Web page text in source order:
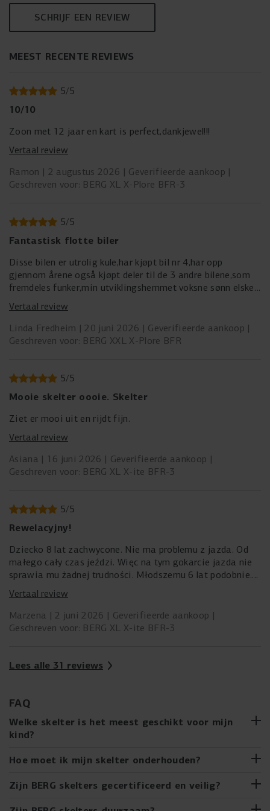
SCHRIJF EEN REVIEW
MEEST RECENTE REVIEWS
5/5
10/10
Zoon met 12 jaar en kart is perfect,dankjewel!!!
Vertaal review
Ramon
2 augustus 2026
Geverifieerde aankoop
Geschreven voor: BERG XL X-Plore BFR-3
5/5
Fantastisk flotte biler
Disse bilen er utrolig kule,har kjøpt bil nr 4,har opp
gjennom årene også kjøpt deler til de 3 andre bilene,som
fremdeles funker,min utviklingshemmet voksne sønn elsker
disse bilene,har hatt de siden han var barn og kjører de
fortsatt.
Vertaal review
Linda Fredheim
20 juni 2026
Geverifieerde aankoop
Geschreven voor: BERG XXL X-Plore BFR
5/5
Mooie skelter oooie. Skelter
Ziet er mooi uit en rijdt fijn.
Vertaal review
Asiana
16 juni 2026
Geverifieerde aankoop
Geschreven voor: BERG XL X-ite BFR-3
5/5
Rewelacyjny!
Dziecko 8 lat zachwycone. Nie ma problemu z jazda. Od
małego cały czas jeździ. Więc na tym gokarcie jazda nie
sprawia mu żadnej trudności. Młodszemu 6 lat podobnie.
Codziennie jeżdżą. Gokart prezentuje się nieziemsko.
Vertaal review
Marzena
2 juni 2026
Geverifieerde aankoop
Geschreven voor: BERG XL X-ite BFR-3
Lees alle 31 reviews
FAQ
Welke skelter is het meest geschikt voor mijn
kind?
Van de eerste rit op de BERG Buzzy tot de XL skelters voor
oudere kinderen, er is een skelter voor elk
helpt je de ideale skelter voor jouw kind te kiezen,
Hoe moet ik mijn skelter onderhouden?
onderhoud nodig. Vraag een volwassene jou te helpen. Jij
Zijn BERG skelters gecertificeerd en veilig?